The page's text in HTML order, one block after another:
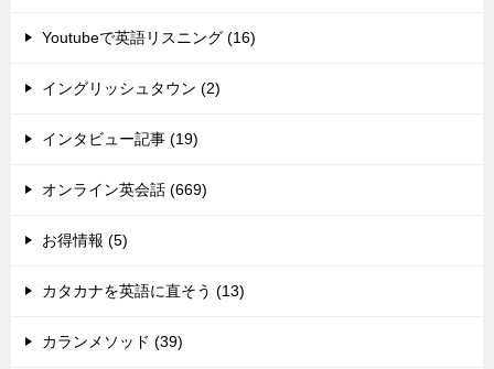
Youtubeで英語リスニング (16)
イングリッシュタウン (2)
インタビュー記事 (19)
オンライン英会話 (669)
お得情報 (5)
カタカナを英語に直そう (13)
カランメソッド (39)